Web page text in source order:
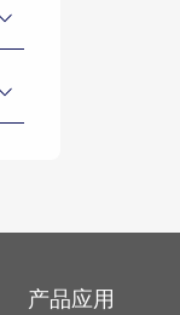
产品应用